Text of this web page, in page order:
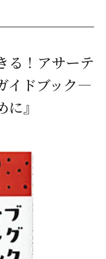
る！アサーテ
イドブック―
』